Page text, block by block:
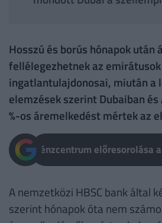
Hosszú és borús hónapok
fellélegezhetnek az emirátusok
ingatlantulajdonosai, miután a
elemzések szerint Dubaiban
%-os áremelkedést mértek az
Pénzcentrum előresorolása
A nemzetközi HBSC bank által
szerint hónapok óta nem